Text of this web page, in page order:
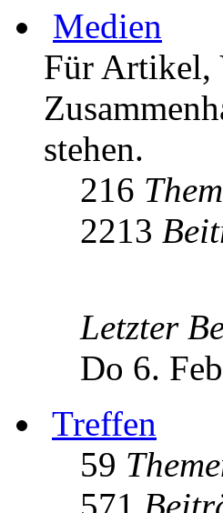
Medien
Für Artikel,
stehen.
216
2213
Letzter
Do 6.
Treffen
59